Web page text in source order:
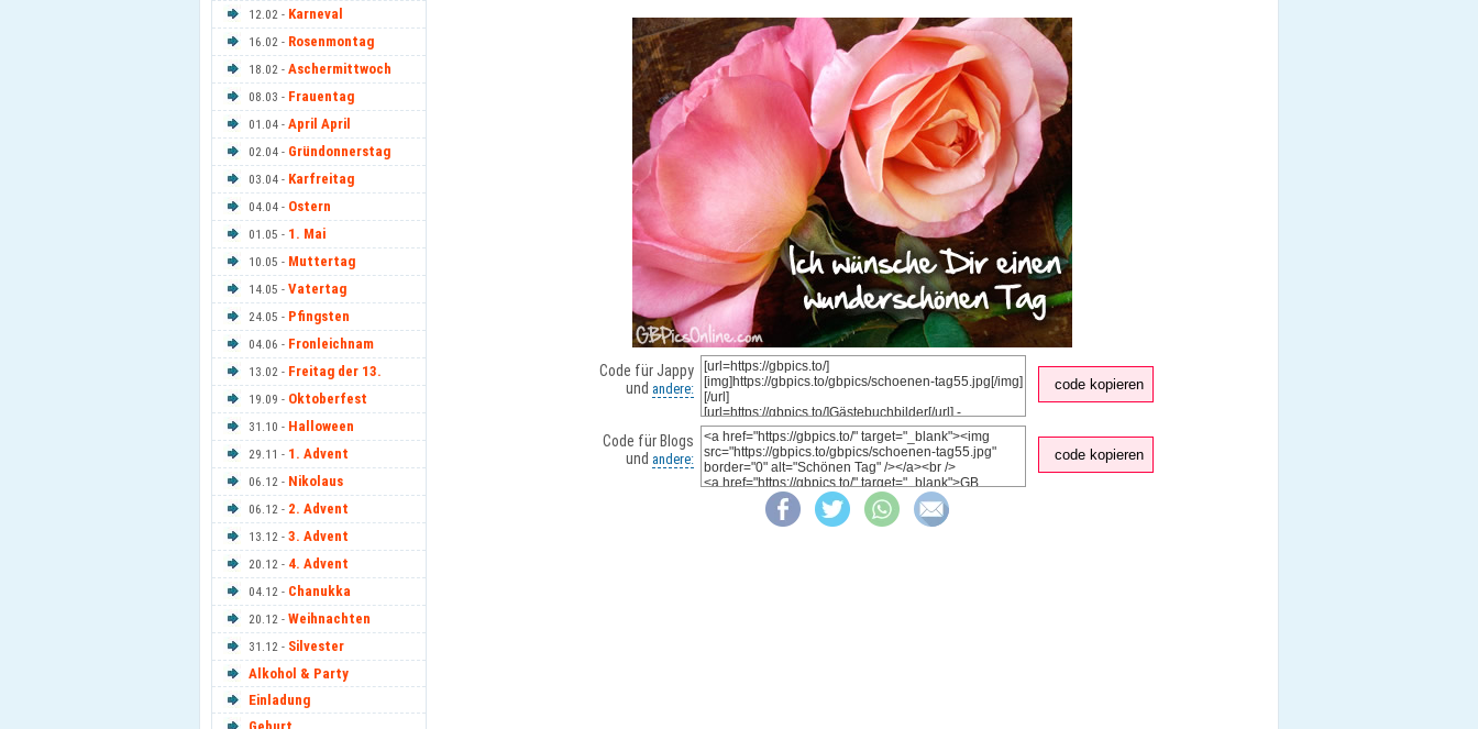
12.02 - Karneval
16.02 - Rosenmontag
18.02 - Aschermittwoch
08.03 - Frauentag
01.04 - April April
02.04 - Gründonnerstag
03.04 - Karfreitag
04.04 - Ostern
01.05 - 1. Mai
10.05 - Muttertag
14.05 - Vatertag
24.05 - Pfingsten
04.06 - Fronleichnam
13.02 - Freitag der 13.
19.09 - Oktoberfest
31.10 - Halloween
29.11 - 1. Advent
06.12 - Nikolaus
06.12 - 2. Advent
13.12 - 3. Advent
20.12 - 4. Advent
04.12 - Chanukka
20.12 - Weihnachten
31.12 - Silvester
Alkohol & Party
Einladung
Code für Jappy
und andere: code kopieren
Code für Blogs
und andere: code kopieren